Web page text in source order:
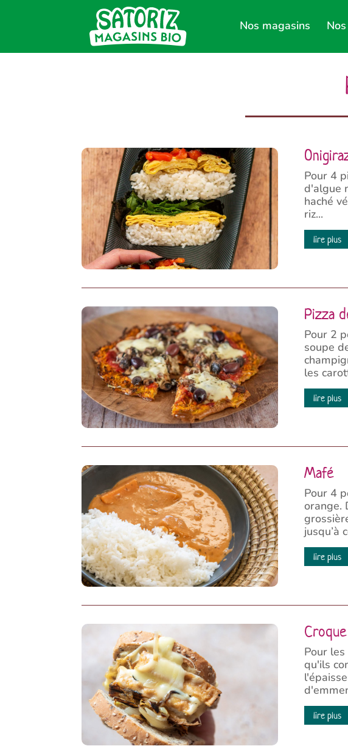
Nos magasins
Pour 4
d'algue
haché
riz...
lire plus
Pizza
Pour 2
soupe
les
lire plus
Mafé
Pour 4
orange.
jusqu’à
lire plus
Pour
qu'ils
lire plus